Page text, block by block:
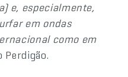
e, especialmente,
em ondas
como em
Perdigão.